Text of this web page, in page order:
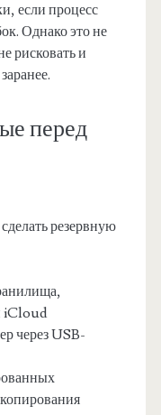
если процесс
Однако это не
рисковать и
перед
резервную
iCloud
через USB-